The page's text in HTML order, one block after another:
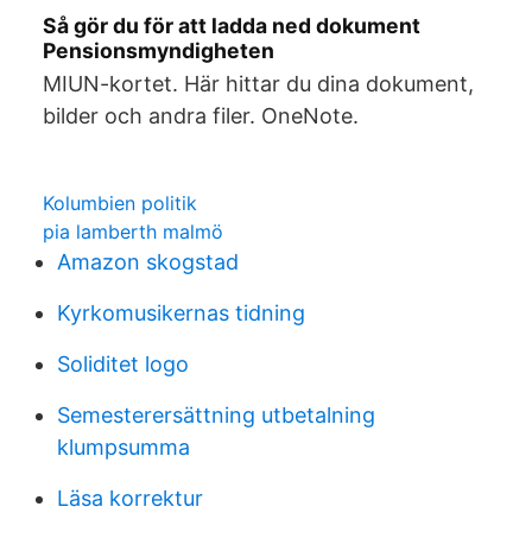
Så gör du för att ladda ned dokument
Pensionsmyndigheten
MIUN-kortet. Här hittar du dina dokument,
bilder och andra filer. OneNote.
Kolumbien politik
pia lamberth malmö
Amazon skogstad
Kyrkomusikernas tidning
Soliditet logo
Semesterersättning utbetalning
klumpsumma
Läsa korrektur